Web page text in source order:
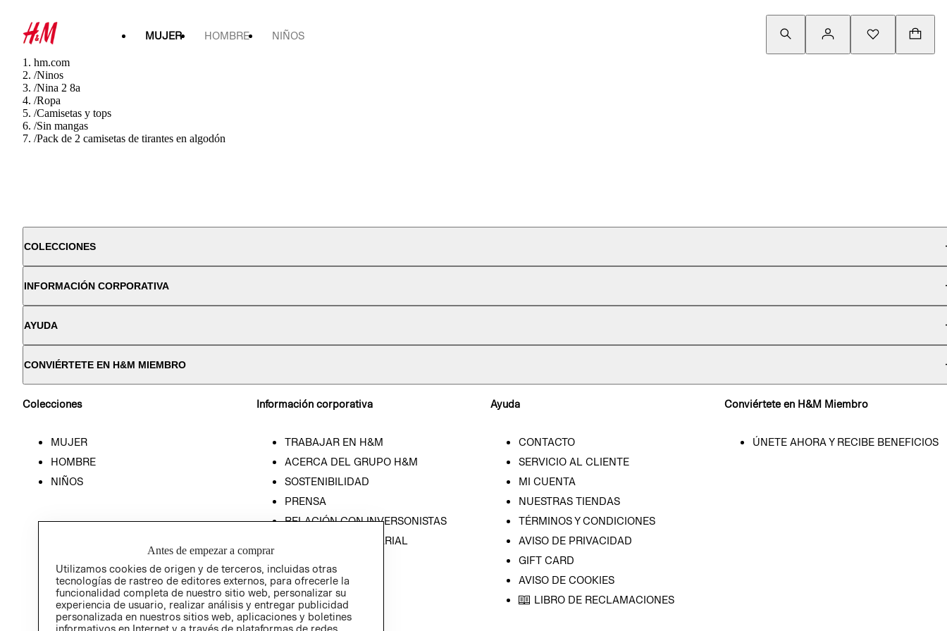
MUJER HOMBRE NIÑOS
hm.com
/Ninos
/Nina 2 8a
/Ropa
/Camisetas y tops
/Sin mangas
/Pack de 2 camisetas de tirantes en algodón
COLECCIONES
INFORMACIÓN CORPORATIVA
AYUDA
CONVIÉRTETE EN H&M MIEMBRO
Colecciones
MUJER
HOMBRE
NIÑOS
Información corporativa
TRABAJAR EN H&M
ACERCA DEL GRUPO H&M
SOSTENIBILIDAD
PRENSA
RELACIÓN CON INVERSONISTAS
POLÍTICA EMPRESARIAL
Ayuda
CONTACTO
SERVICIO AL CLIENTE
MI CUENTA
NUESTRAS TIENDAS
TÉRMINOS Y CONDICIONES
AVISO DE PRIVACIDAD
GIFT CARD
AVISO DE COOKIES
LIBRO DE RECLAMACIONES
Conviértete en H&M Miembro
ÚNETE AHORA Y RECIBE BENEFICIOS
Antes de empezar a comprar
Utilizamos cookies de origen y de terceros, incluidas otras
tecnologías de rastreo de editores externos, para ofrecerle la
funcionalidad completa de nuestro sitio web, personalizar su
experiencia de usuario, realizar análisis y entregar publicidad
personalizada en nuestros sitios web, aplicaciones y boletines
informativos en Internet y a través de plataformas de redes